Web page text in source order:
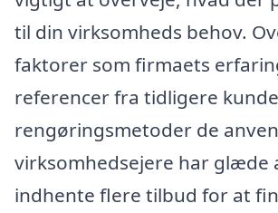
til din virksomheds behov.
faktorer som firmaets
referencer fra tidligere
rengøringsmetoder de
virksomhedsejere har glæde
indhente flere tilbud for at